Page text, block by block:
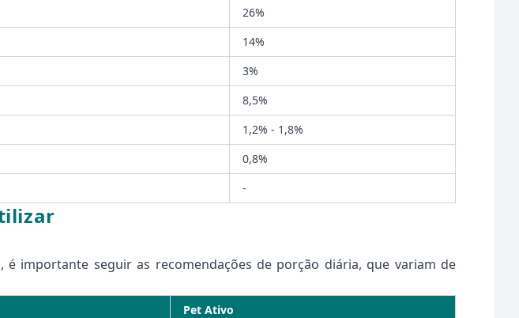
26%
14%
3%
8,5%
1,2% - 1,8%
0,8%
-
importante seguir as recomendações de porção diária, que variam de
Pet Ativo